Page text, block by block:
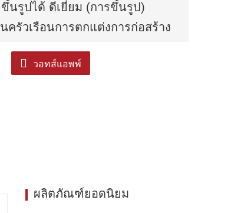
นรูปได้ ดีเยี่ยม (การขึ้นรูป)
รัวเรือนการตกแต่งการก่อสร้าง
วอทส์แอพพ์
ผลิตภัณฑ์ยอดนิยม